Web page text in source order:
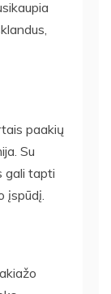
paakių
Su
gali tapti
įspūdį.